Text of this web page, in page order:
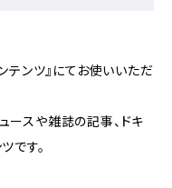
テンツ』にてお使いいただ
ースや雑誌の記事、ドキ
です。